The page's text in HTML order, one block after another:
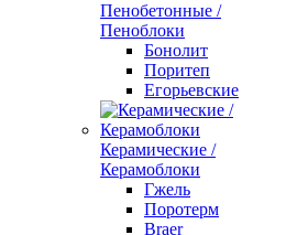
Пенобетонные /
Пеноблоки
Бонолит
Поритеп
Егорьевские
Керамические /
Керамоблоки
Гжель
Поротерм
Braer